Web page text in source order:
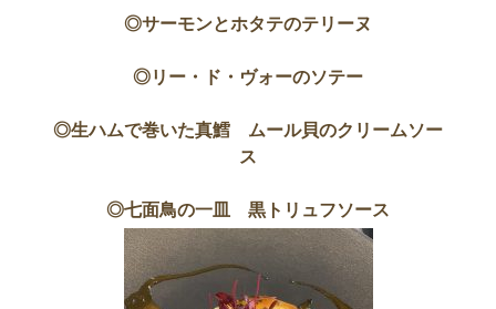
◎サーモンとホタテのテリーヌ
◎リー・ド・ヴォーのソテー
◎生ハムで巻いた真鱈 ムール貝のクリームソー
ス
◎七面鳥の一皿 黒トリュフソース